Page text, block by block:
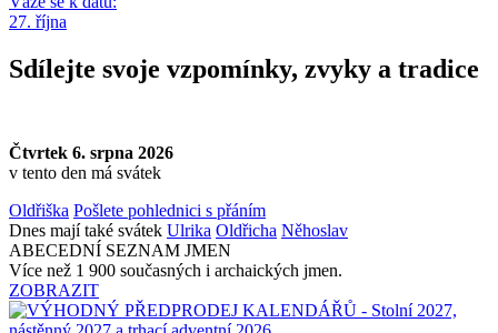
27. října
Sdílejte svoje vzpomínky, zvyky a tradice
Čtvrtek 6. srpna 2026
v tento den má svátek
Oldřiška Pošlete pohlednici s přáním
Dnes mají také svátek Ulrika Oldřicha Něhoslav
ABECEDNÍ SEZNAM JMEN
Více než 1 900 současných i archaických jmen.
ZOBRAZIT